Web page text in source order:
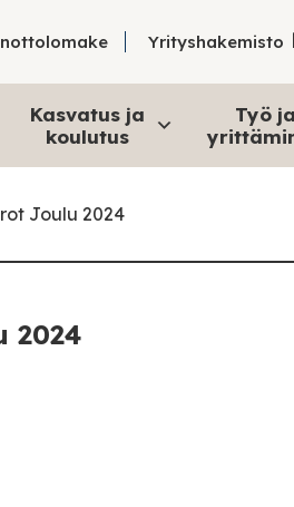
Yrityshakemisto
Kasvatus ja
koulutus
Työ ja
Joulu 2024
2024